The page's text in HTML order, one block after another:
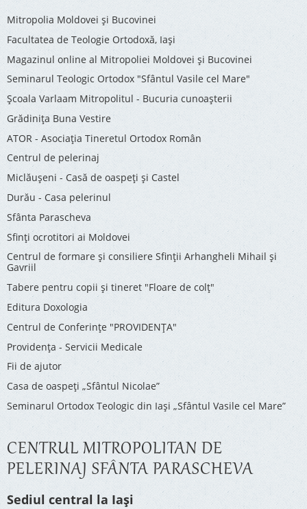
Mitropolia Moldovei și Bucovinei
Facultatea de Teologie Ortodoxă, Iaşi
Magazinul online al Mitropoliei Moldovei și Bucovinei
Seminarul Teologic Ortodox "Sfântul Vasile cel Mare"
Şcoala Varlaam Mitropolitul - Bucuria cunoaşterii
Grădinița Buna Vestire
ATOR - Asociaţia Tineretul Ortodox Român
Centrul de pelerinaj
Miclăușeni - Casă de oaspeţi şi Castel
Durău - Casa pelerinul
Sfânta Parascheva
Sfinți ocrotitori ai Moldovei
Centrul de formare și consiliere Sfinții Arhangheli Mihail și
Gavriil
Tabere pentru copii şi tineret "Floare de colţ"
Editura Doxologia
Centrul de Conferinţe "PROVIDENŢA"
Providenţa - Servicii Medicale
Fii de ajutor
Casa de oaspeți „Sfântul Nicolae”
Seminarul Ortodox Teologic din Iași „Sfântul Vasile cel Mare”
CENTRUL MITROPOLITAN DE
PELERINAJ SFÂNTA PARASCHEVA
Sediul central la Iași